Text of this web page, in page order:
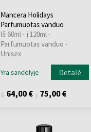
Mancera Holidays
Parfumuotas vanduo
Iš 60ml - į 120ml -
Parfumuotas vanduo -
Unisex
Yra sandėlyje Detalė
iš 64,00 € į 75,00 €